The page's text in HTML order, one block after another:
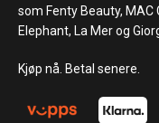
som Fenty Beauty, MAC
Elephant, La Mer og
Kjøp nå. Betal senere.